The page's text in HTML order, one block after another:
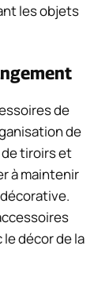
les objets
de
de
de tiroirs et
à maintenir
décor de la